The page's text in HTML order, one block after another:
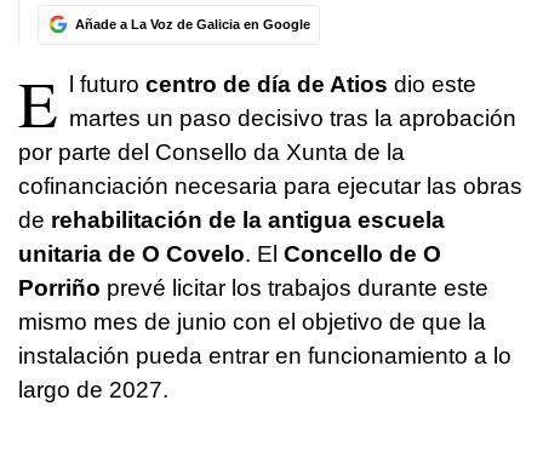
Añade a La Voz de Galicia en Google
E l futuro centro de día de Atios dio este
martes un paso decisivo tras la aprobación
por parte del Consello da Xunta de la
cofinanciación necesaria para ejecutar las obras
de rehabilitación de la antigua escuela
unitaria de O Covelo. El Concello de O
Porriño prevé licitar los trabajos durante este
mismo mes de junio con el objetivo de que la
instalación pueda entrar en funcionamiento a lo
largo de 2027.